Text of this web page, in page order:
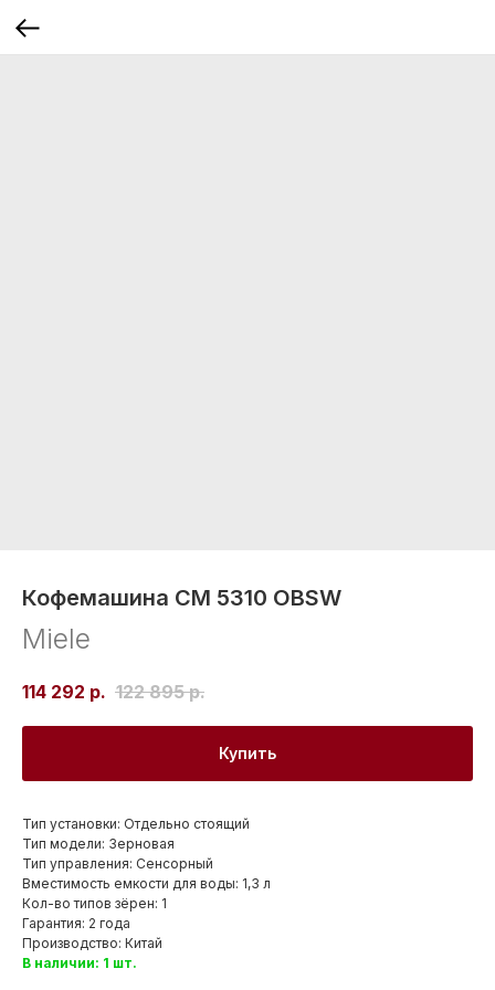
Кофемашина CM 5310 OBSW
Miele
114 292 р. 122 895 р.
Купить
Тип установки: Отдельно стоящий
Тип модели: Зерновая
Тип управления: Сенсорный
Вместимость емкости для воды: 1,3 л
Кол-во типов зёрен: 1
Гарантия: 2 года
Производство: Китай
В наличии: 1 шт.